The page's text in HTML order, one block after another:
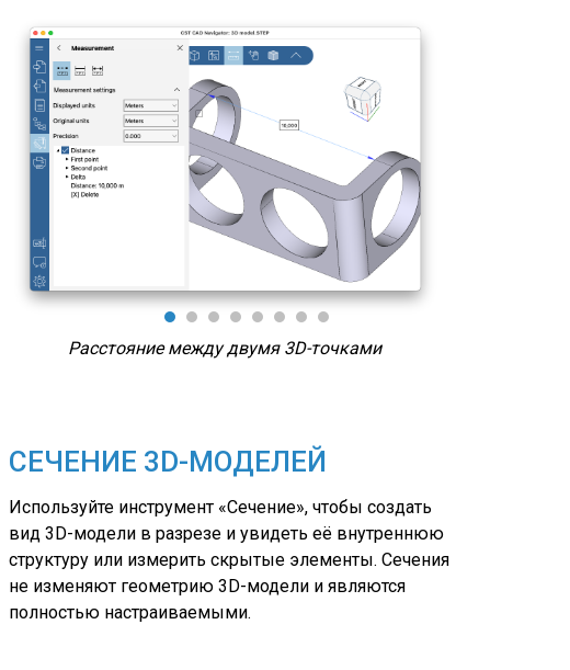
Расстояние между плоскостью и точкой
СЕЧЕНИЕ 3D-МОДЕЛЕЙ
Используйте инструмент «Сечение», чтобы создать
вид 3D-модели в разрезе и увидеть её внутреннюю
структуру или измерить скрытые элементы. Сечения
не изменяют геометрию 3D-модели и являются
полностью настраиваемыми.